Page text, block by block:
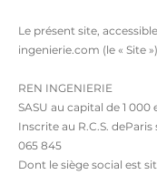
Le présent site,
ingenierie.com (le « Site
REN INGENIERIE
SASU au capital de 1 000
Inscrite au R.C.S.
065 845
Dont le siège social est